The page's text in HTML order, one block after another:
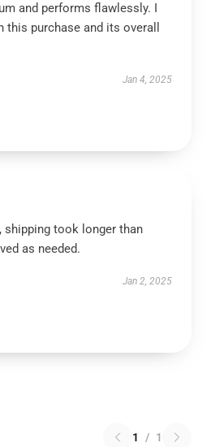
and performs flawlessly. I
purchase and its overall
Jan 4, 2025
shipping took longer than
as needed.
Jan 2, 2025
1 / 1